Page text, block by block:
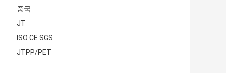
중국
JT
ISO CE SGS
JTPP/PET